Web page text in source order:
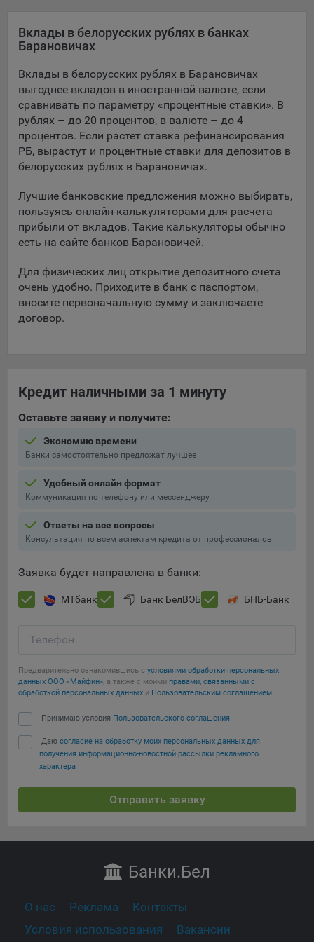
сервис показа контекстной рекламы. Адрес: Yandex
Europe AG, Werftestrasse 4, CH-6005 Luzern, Switzerland.
предоставляемый компанией Google Ireland Ltd, Gordon
House Barrow Street Dublin 4, D04E5W5 Ireland.
Сохранить мои изменения
Сохранить по умолчанию
Вклады в белорусских рублях в банках
Барановичах
Вклады в белорусских рублях в Барановичах
выгоднее вкладов в иностранной валюте, если
сравнивать по параметру «процентные ставки». В
рублях – до 20 процентов, в валюте – до 4
процентов. Если растет ставка рефинансирования
РБ, вырастут и процентные ставки для депозитов в
белорусских рублях в Барановичах.
Лучшие банковские предложения можно выбирать,
пользуясь онлайн-калькуляторами для расчета
прибыли от вкладов. Такие калькуляторы обычно
есть на сайте банков Барановичей.
Для физических лиц открытие депозитного счета
очень удобно. Приходите в банк с паспортом,
вносите первоначальную сумму и заключаете
договор.
Кредит наличными за 1 минуту
Оставьте заявку и получите:
Экономию времени
Банки самостоятельно предложат лучшее
Удобный онлайн формат
Коммуникация по телефону или мессенджеру
Ответы на все вопросы
Консультация по всем аспектам кредита от профессионалов
Заявка будет направлена в банки:
МТбанк Банк БелВЭБ БНБ-Банк
Телефон
Предварительно ознакомившись с условиями обработки персональных
данных ООО «Майфин», а также с моими правами, связанными с
обработкой персональных данных и Пользовательским соглашением:
Принимаю условия Пользовательского соглашения
Даю согласие на обработку моих персональных данных для
получения информационно-новостной рассылки рекламного
характера
Отправить заявку
Банки.Бел
О нас Реклама
Контакты
Условия использования
Вакансии